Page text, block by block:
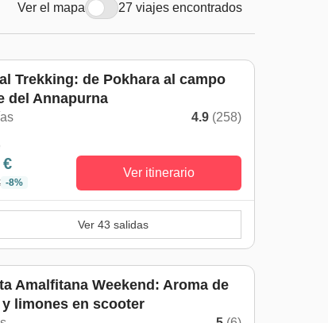
27 viajes encontrados
Ver el mapa
Trekking: de Pokhara al campo
del Annapurna
4.9 (258)
-8%
Ver itinerario
Ver 43 salidas
Amalfitana Weekend: Aroma de
y limones en scooter